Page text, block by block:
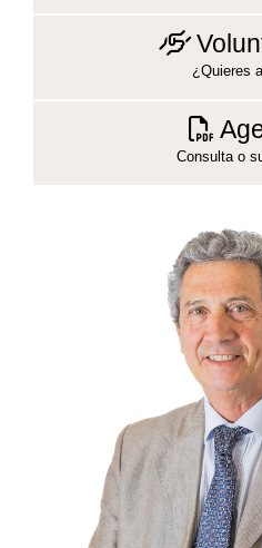
¿Quieres
Consulta o